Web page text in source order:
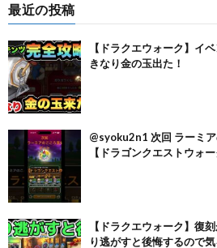
最近の投稿
【ドラクエウォーク】イ
きなり金の玉出た！
@syoku2n1 次回 ラーミア
【ドラゴンクエストウォ
【ドラクエウォーク】復
り逃がすと後悔するので